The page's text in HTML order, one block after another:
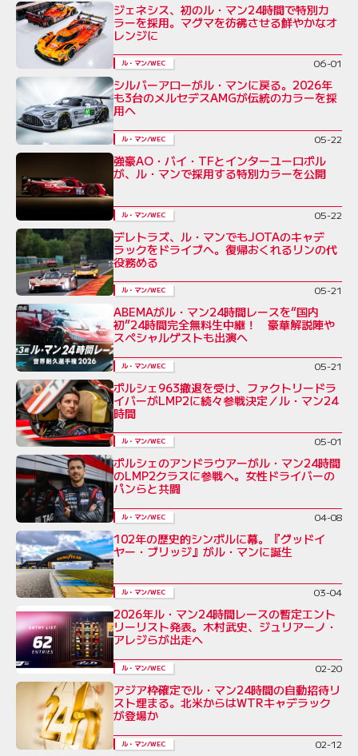
ジェネシス、初のル・マン24時間で特別カ
ラーを採用。マグマを彷彿させる鮮やかなオ
レンジに
ル・マン/WEC 06-01
シルバーアローがル・マンに戻る。2026年
も3台のメルセデスAMGが伝統のカラーを採
用へ
ル・マン/WEC 05-22
強豪AO・バイ・TFとインターユーロポル
が、ル・マンで採用する特別カラーを公開
ル・マン/WEC 05-22
デレトラズ、ル・マンでもJOTAのキャデ
ラックをドライブへ。復帰おくれるリンの代
役務める
ル・マン/WEC 05-21
ABEMAがル・マン24時間レースを“国内
初”24時間完全無料生中継！ 豪華解説陣や
スペシャルゲストも出演へ
ル・マン/WEC 05-21
ポルシェ963撤退を受け、ファクトリードラ
イバーがLMP2に続々参戦決定／ル・マン24
時間
ル・マン/WEC 05-01
ポルシェのアンドラウアーがル・マン24時間
のLMP2クラスに参戦へ。女性ドライバーの
パンらと共闘
ル・マン/WEC 04-08
102年の歴史的シンボルに幕。『グッドイ
ヤー・ブリッジ』がル・マンに誕生
ル・マン/WEC 03-04
2026年ル・マン24時間レースの暫定エント
リーリスト発表。木村武史、ジュリアーノ・
アレジらが出走へ
ル・マン/WEC 02-20
アジア枠確定でル・マン24時間の自動招待リ
スト埋まる。北米からはWTRキャデラック
が登場か
ル・マン/WEC 02-12